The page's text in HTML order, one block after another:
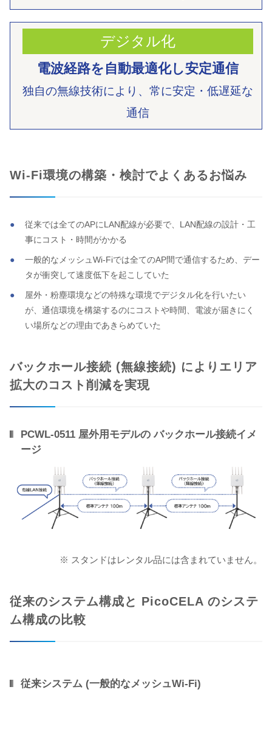
デジタル化
電波経路を自動最適化し安定通信
独自の無線技術により、 常に安定・低遅延な
通信
Wi-Fi環境の構築・検討でよくあるお悩み
従来では全てのAPにLAN配線が必要で、LAN配線の設計・工
事にコスト・時間がかかる
一般的なメッシュWi-Fiでは全てのAP間で通信するため、デー
タが衝突して速度低下を起こしていた
屋外・粉塵環境などの特殊な環境でデジタル化を行いたい
が、通信環境を構築するのにコストや時間、電波が届きにく
い場所などの理由であきらめていた
バックホール接続 (無線接続) によりエリア
拡大のコスト削減を実現
PCWL-0511 屋外用モデルの バックホール接続イメ
ージ
※ スタンドはレンタル品には含まれていません。
従来のシステム構成と PicoCELA のシステ
ム構成の比較
従来システム (一般的なメッシュWi-Fi)